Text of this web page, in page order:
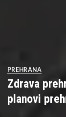
PREHRANA
Zdrava
planovi